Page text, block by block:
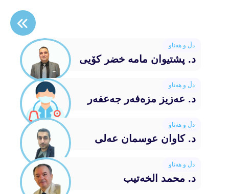
دڵ و هەناو
د. پشتیوان مامە خضر کۆیی
دڵ و هەناو
د. عەزیز مزەفەر جەعفەر
دڵ و هەناو
د. کاوان عوسمان عەلی
دڵ و هەناو
د. محمد الخەتیب